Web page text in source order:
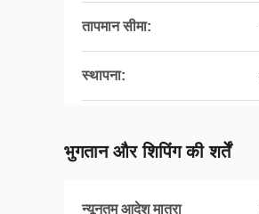
तापमान सीमा:
स्थापना:
भुगतान और शिपिंग की शर्तें
न्यूनतम आदेश मात्रा